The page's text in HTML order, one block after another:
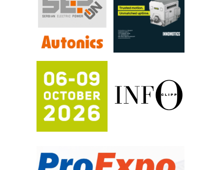
FANUC: Najbolje za vašu pametnu
automatizaciju
Efikasno upravljanje energijom
Automatizacija pakovanja · Display
Potpuna efikasnost bez složenih
sistema
Trajna oznaka kao dugoročna korist
Bezbednost na prvom mestu!
IB BLUMENAUER - više od 40 godina
poverenja u industriji
– Pametna signalizacija za efikasnije
upravljanje mašinama